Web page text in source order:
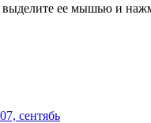
ее мышью и
сентябь